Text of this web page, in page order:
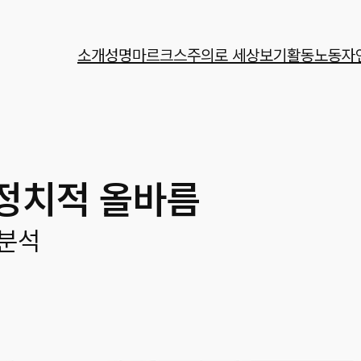
소개성명마르크스주의로 세상보기활동노동자
치적 올바름
석